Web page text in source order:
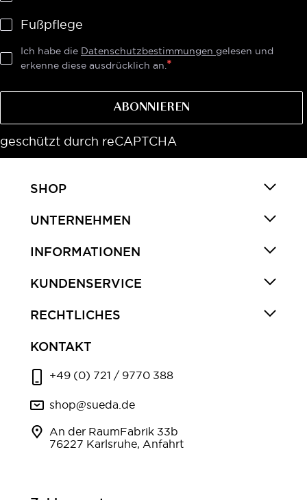
Fußpflege
Ich habe die Datenschutzbestimmungen gelesen und
erkenne diese ausdrücklich an.
ABONNIEREN
geschützt durch reCAPTCHA
SHOP
UNTERNEHMEN
INFORMATIONEN
KUNDENSERVICE
RECHTLICHES
KONTAKT
+49 (0) 721 / 9770 388
shop@sueda.de
An der RaumFabrik 33b
76227 Karlsruhe, Anfahrt